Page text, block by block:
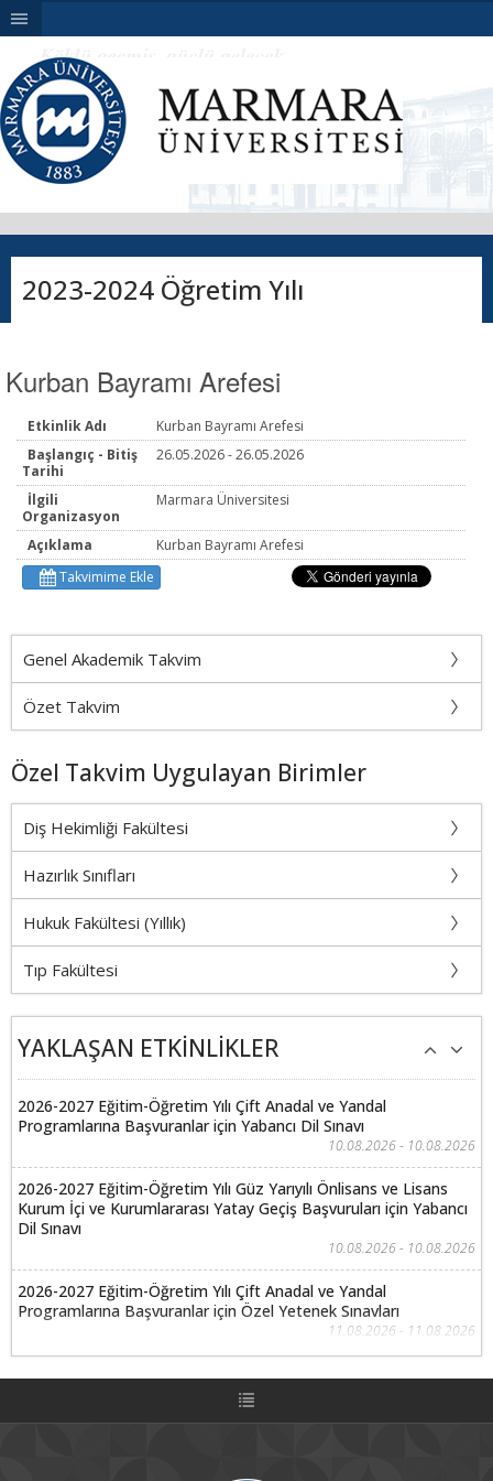
|||
2023-2024 Öğretim Yılı
Kurban Bayramı Arefesi
Etkinlik Adı
Kurban Bayramı Arefesi
Başlangıç - Bitiş
Tarihi
26.05.2026 - 26.05.2026
İlgili
Organizasyon
Marmara Üniversitesi
Açıklama
Kurban Bayramı Arefesi
Takvimime Ekle
Genel Akademik Takvim
Özet Takvim
Özel Takvim Uygulayan Birimler
Diş Hekimliği Fakültesi
Hazırlık Sınıfları
Hukuk Fakültesi (Yıllık)
Tıp Fakültesi
YAKLAŞAN ETKİNLİKLER
2026-2027 Eğitim-Öğretim Yılı Çift Anadal ve Yandal
Programlarına Başvuranlar için Yabancı Dil Sınavı
10.08.2026 - 10.08.2026
2026-2027 Eğitim-Öğretim Yılı Güz Yarıyılı Önlisans ve Lisans
Kurum İçi ve Kurumlararası Yatay Geçiş Başvuruları için Yabancı
Dil Sınavı
10.08.2026 - 10.08.2026
2026-2027 Eğitim-Öğretim Yılı Çift Anadal ve Yandal
Programlarına Başvuranlar için Özel Yetenek Sınavları
11.08.2026 - 11.08.2026
2026-2027 Eğitim-Öğretim Yılı Güz Yarıyılı Önlisans ve Lisans
Kurum İçi ve Kurumlararası Yatay Geçiş Başvuruları Özel
2026-2027 Eğitim-Öğretim Yılı Çift Anadal ve Yandal Programları